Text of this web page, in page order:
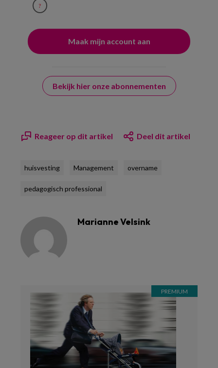
?
Bekijk hier onze abonnementen
Reageer op dit artikel Deel dit artikel
huisvesting Management overname
pedagogisch professional
Marianne Velsink